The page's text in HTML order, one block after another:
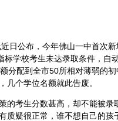
公布，今年佛山一中首次新
学校考生未达录取条件，自
分配到全市50所相对薄弱的
几个学位名额就此告废。
考生分数甚高，却不能被录
质疑很正常，谁不想自己的孩